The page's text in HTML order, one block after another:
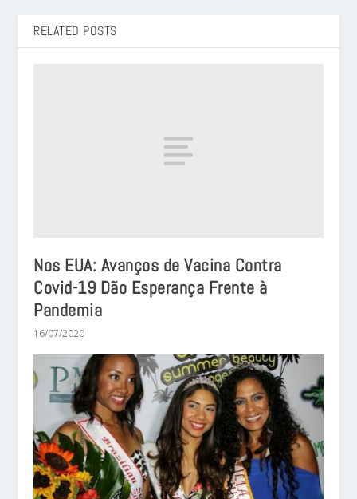
RELATED POSTS
Nos EUA: Avanços de Vacina Contra
Covid-19 Dão Esperança Frente à
Pandemia
16/07/2020